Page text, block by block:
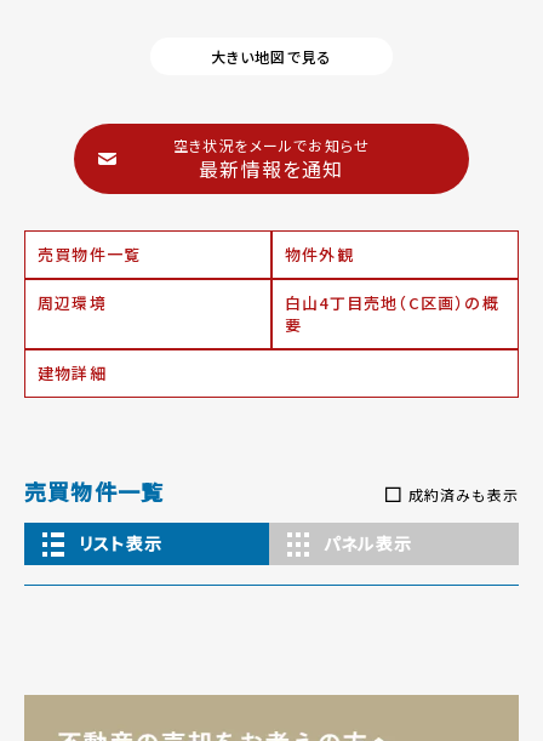
大きい地図で見る
空き状況をメールでお知らせ
最新情報を通知
売買物件一覧 物件外観
周辺環境
白山4丁目売地（C区画）の概
要
建物詳細
売買物件一覧 成約済みも表示
リスト表示 パネル表示